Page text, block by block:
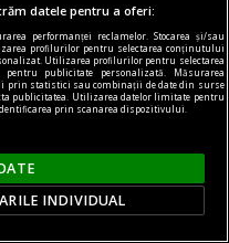
unică folosință
reușește să atragă
datele pentru a oferi:
performanței reclamelor. Stocarea și/sau
profilurilor pentru selectarea conținutului
Utilizarea profilurilor pentru selectarea
publicitate personalizată. Măsurarea
prin statistici sau combinații de date din surse
publicitatea. Utilizarea datelor limitate pentru
prin scanarea dispozitivului.
INDIVIDUAL